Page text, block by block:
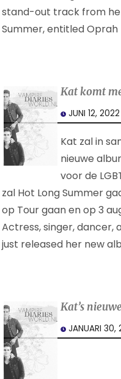
stand-out track from
Summer, entitled Oprah
Kat komt
JUNI 12,
Kat zal in
nieuwe
voor de
zal Hot Long Summer
op Tour gaan en op 3
Actress, singer, dancer,
just released her new
Kat’s
JANUARI